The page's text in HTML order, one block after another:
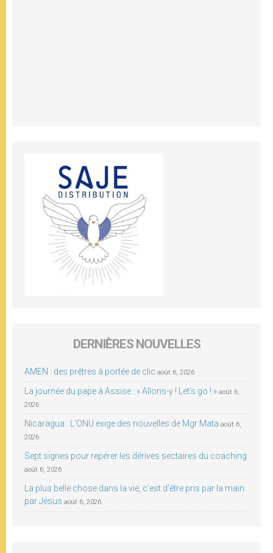
DERNIÈRES NOUVELLES
AMEN : des prêtres à portée de clic août 6, 2026
La journée du pape à Assise : « Allons-y ! Let’s go ! » août 6,
2026
Nicaragua : L’ONU exige des nouvelles de Mgr Mata août 6,
2026
Sept signes pour repérer les dérives sectaires du coaching
août 6, 2026
La plus belle chose dans la vie, c’est d’être pris par la main
par Jésus août 6, 2026